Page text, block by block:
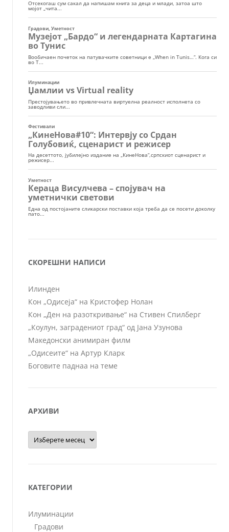
СКОРЕШНИ НАПИСИ
Илинден
Кон „Одисеја“ на Кристофер Нолан
Кон „Ден на разоткривање“ на Стивен Спилберг
„Коулун, заградениот град“ од Јана Узунова
Македонски анимиран филм
„Одисеите“ на Артур Кларк
Боговите паднаа на теме
АРХИВИ
Архиви
КАТЕГОРИИ
Илуминации
Градови